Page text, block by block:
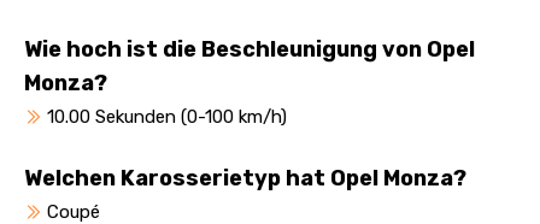
Wie hoch ist die Beschleunigung von Opel
Monza?
10.00 Sekunden (0-100 km/h)
Welchen Karosserietyp hat Opel Monza?
Coupé